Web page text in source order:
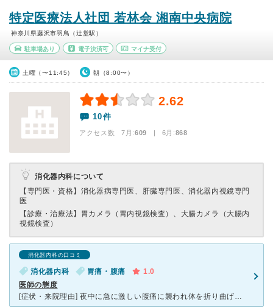
特定医療法人社団 若林会 湘南中央病院
神奈川県藤沢市羽鳥（辻堂駅）
駐車場あり 電子決済可 マイナ受付
土曜（〜11:45） 朝（8:00〜）
2.62
10件
アクセス数 7月:609 | 6月:868
消化器内科について
【専門医・資格】 消化器病専門医、肝臓専門医、消化器内視鏡専門
医
【診療・治療法】 胃カメラ（胃内視鏡検査）、大腸カメラ（大腸内
視鏡検査）
消化器内科の口コミ
消化器内科 胃痛・腹痛
1.0
医師の態度
[症状・来院理由] 夜中に急に激しい腹痛に襲われ体を折り曲げながらうずくまり動けなくなった。 [医師の診断・治療法] 診断 他の病気で薬を一日多量服用しなければならず、1分もかからない触診と聴診